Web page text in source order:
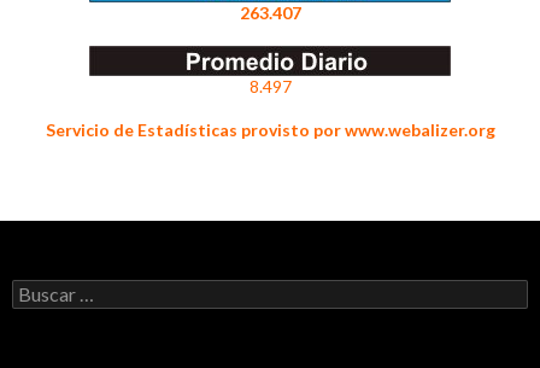
263.407
8.497
Servicio de Estadísticas provisto por www.webalizer.org
Buscar: